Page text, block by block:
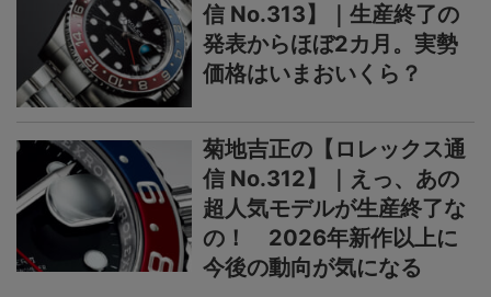
信 No.313】｜生産終了の
発表からほぼ2カ月。実勢
価格はいまおいくら？
菊地吉正の【ロレックス通
信 No.312】｜えっ、あの
超人気モデルが生産終了な
の！ 2026年新作以上に
今後の動向が気になる